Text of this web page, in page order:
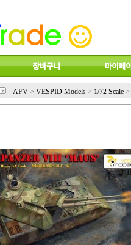
AFV > VESPID Models > 1/72 Scale >